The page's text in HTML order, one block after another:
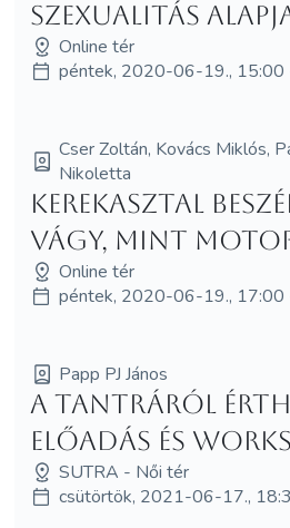
szexualitás
Online tér
péntek, 2020-06-19., 15:00
Cser Zoltán, Kovács Miklós,
Nikoletta
Kerekasztal
vágy, mint
Online tér
péntek, 2020-06-19., 17:00
Papp PJ János
A tantráról
előadás és
SUTRA - Női tér
csütörtök, 2021-06-17.,